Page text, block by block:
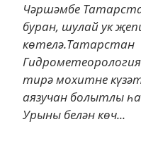
Чәршәмбе
буран, шулай ук
көтелә.Татарстан
тирә мохитне
аязучан болытлы
Урыны белән көч...